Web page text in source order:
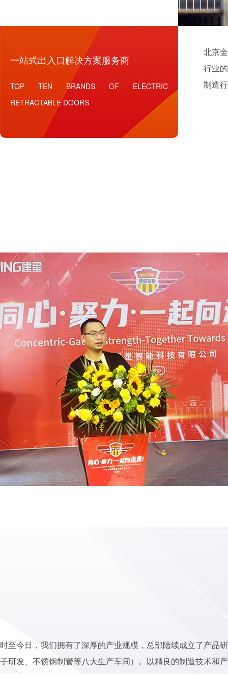
一站式出入口解决方案服务商
TOP TEN BRANDS OF ELECTRIC
RETRACTABLE DOORS
北京
行业
制造
时至今日，我们拥有了深厚的产业规模，总部陆续成立了产品
子研发、不锈钢制管等八大生产车间）。以精良的制造技术和